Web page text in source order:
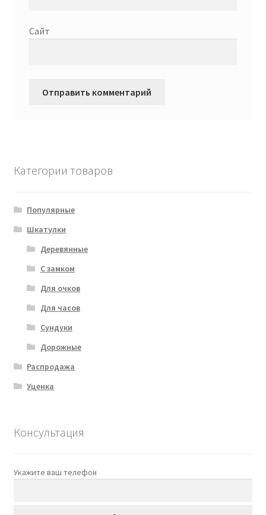
Сайт
Категории товаров
Популярные
Шкатулки
Деревянные
С замком
Для очков
Для часов
Сундуки
Дорожные
Распродажа
Уценка
Консультация
Укажите ваш телефон